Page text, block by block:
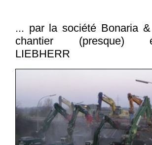
... par la société
chantier (presque)
LIEBHERR